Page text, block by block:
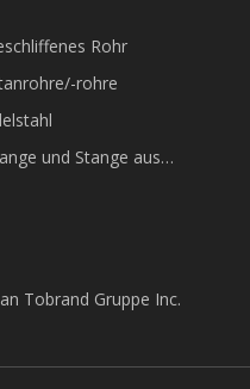
Rohr
rohre
und Stange aus
Xi'an Tobrand Gruppe Inc.